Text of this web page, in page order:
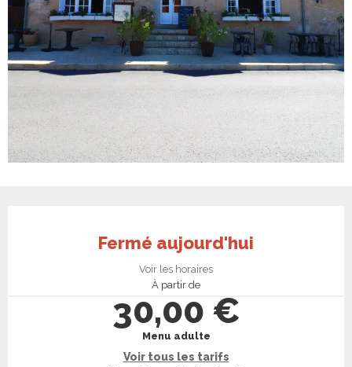
Fermé aujourd'hui
Voir les horaires
À partir de
30,00 €
Menu adulte
Voir tous les tarifs